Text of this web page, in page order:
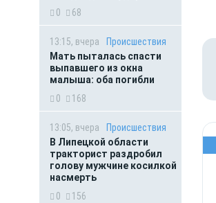
0
68
13:15, вчера
Происшествия
Мать пыталась спасти
выпавшего из окна
малыша: оба погибли
0
168
13:05, вчера
Происшествия
В Липецкой области
тракторист раздробил
голову мужчине косилкой
насмерть
0
156